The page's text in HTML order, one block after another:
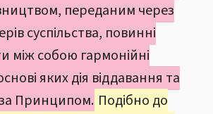
переданим через
суспільства, повинні
між собою гармонійні
яких дія віддавання та
Принципом. Подібно до